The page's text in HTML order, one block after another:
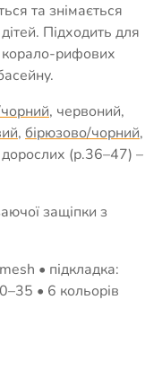
та знімається
Підходить для
корало-рифових
, червоний,
, бірюзово/чорний,
(р.36–47) –
защіпки з
• підкладка:
• 6 кольорів